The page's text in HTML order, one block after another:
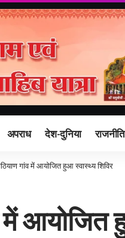
अपराध देश-दुनिया राजनीति
गांव में आयोजित हुआ स्वास्थ्य शिविर
में आयोजित